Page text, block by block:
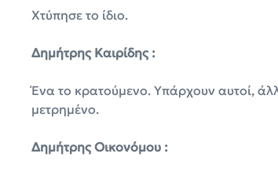
Χτύπησε το ίδιο.
Δημήτρης Καιρίδης :
Ένα το κρατούμενο. Υπάρχουν αυτοί,
μετρημένο.
Δημήτρης Οικονόμου :